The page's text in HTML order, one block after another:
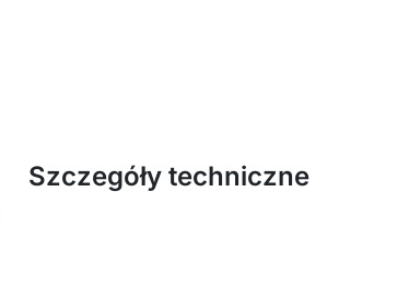
Szczegóły techniczne